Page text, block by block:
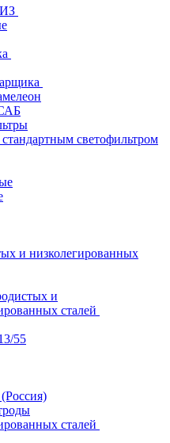
светофильтром
и низколегированных
и
сталей
55
сталей